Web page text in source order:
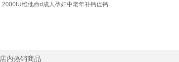
2000IU维他命d成人孕妇中老年补钙促钙
店内热销商品